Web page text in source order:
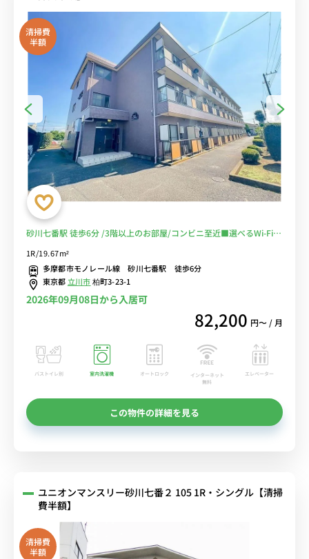
清掃費
半額
砂川七番駅 徒歩6分 /3階以上のお部屋/コンビニ至近■選べるWi-Fi格
1R/19.67m²
多摩都市モノレール線 砂川七番駅 徒歩6分
東京都 立川市柏町3-23-1
2026年09月08日から入居可
82,200 円〜 / 月
バストイレ別 室内洗濯機 オートロック
インターネット
無料
エレベーター
この物件の詳細を見る
ユニオンマンスリー砂川七番２ 105 1R・シングル【清掃
費半額】
清掃費
半額